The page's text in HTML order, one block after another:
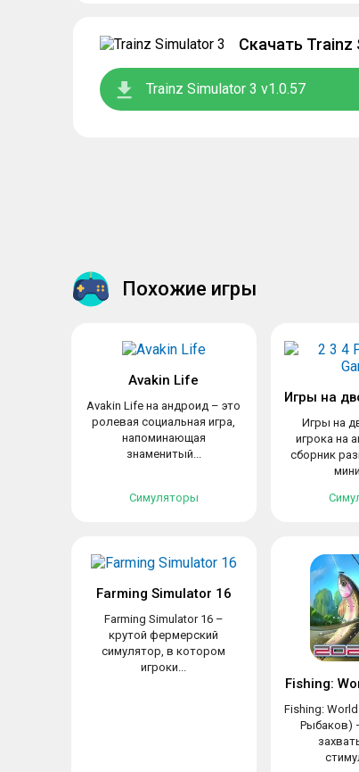
Скачать Trainz
Trainz Simulator 3 v1.0.57
Похожие игры
Avakin Life
Avakin Life на андроид – это
ролевая социальная игра,
напоминающая
знаменитый...
Симуляторы
Игры на
игрока на
сборник
Farming Simulator 16
Farming Simulator 16 –
крутой фермерский
симулятор, в котором
игроки...
Fishing:
Fishing:
Рыбаков)